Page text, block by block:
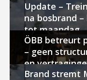
Update –
na bosbrand
tot maandag
ÖBB betreurt
– geen
en
Brand stremt